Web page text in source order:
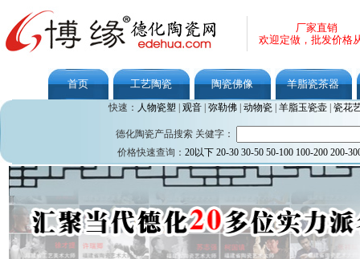
厂家直销
欢迎定做，批发价格
首页 工艺陶瓷 陶瓷佛像 羊脂瓷茶器
快速： 人物瓷塑 观音| 弥勒佛| 动物瓷| 羊脂玉瓷壶| 瓷花
德化陶瓷产品搜索 关健字：
价格快速查询： 20以下 20-30 30-50 50-100 100-200 200-